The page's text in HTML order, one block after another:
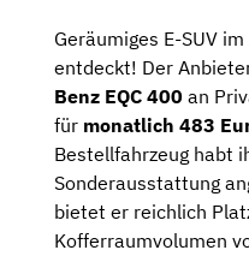
Geräumiges E-SUV
entdeckt! Der
Benz EQC 400 an
für monatlich 483
Bestellfahrzeug habt
Sonderausstattung
bietet er reichlich
Kofferraumvolumen